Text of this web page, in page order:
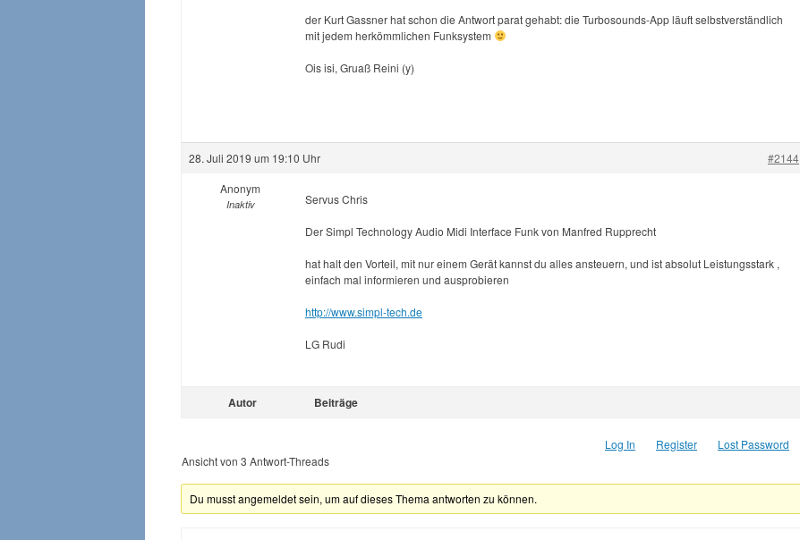
der Kurt Gassner hat schon die Antwort parat gehabt: die Turbosounds-App läuft selbstverständlich
mit jedem herkömmlichen Funksystem
Ois isi, Gruaß Reini (y)
28. Juli 2019 um 19:10 Uhr
#2144
Anonym
Inaktiv Servus Chris
Der Simpl Technology Audio Midi Interface Funk von Manfred Rupprecht
hat halt den Vorteil, mit nur einem Gerät kannst du alles ansteuern, und ist absolut Leistungsstark ,
einfach mal informieren und ausprobieren
http://www.simpl-tech.de
LG Rudi
Autor Beiträge
Log In Register
Lost Password
Ansicht von 3 Antwort-Threads
Du musst angemeldet sein, um auf dieses Thema antworten zu können.